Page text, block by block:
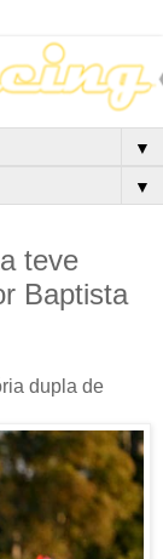
▼
▼
teve
Baptista
dupla de